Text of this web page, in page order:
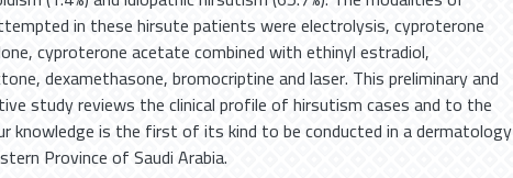
in these hirsute patients were electrolysis, cyproterone
cyproterone acetate combined with ethinyl estradiol,
dexamethasone, bromocriptine and laser. This preliminary and
study reviews the clinical profile of hirsutism cases and to the
knowledge is the first of its kind to be conducted in a dermatology
Province of Saudi Arabia.